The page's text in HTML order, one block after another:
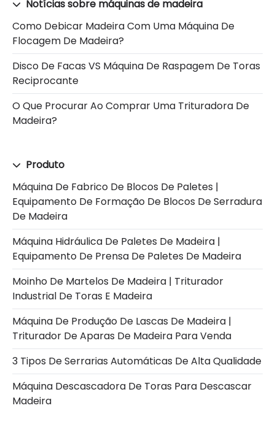
Notícias sobre máquinas de madeira
Como Debicar Madeira Com Uma Máquina De
Flocagem De Madeira?
Disco De Facas VS Máquina De Raspagem De Toras
Reciprocante
O Que Procurar Ao Comprar Uma Trituradora De
Madeira?
Produto
Máquina De Fabrico De Blocos De Paletes |
Equipamento De Formação De Blocos De Serradura
De Madeira
Máquina Hidráulica De Paletes De Madeira |
Equipamento De Prensa De Paletes De Madeira
Moinho De Martelos De Madeira | Triturador
Industrial De Toras E Madeira
Máquina De Produção De Lascas De Madeira |
Triturador De Aparas De Madeira Para Venda
3 Tipos De Serrarias Automáticas De Alta Qualidade
Máquina Descascadora De Toras Para Descascar
Madeira